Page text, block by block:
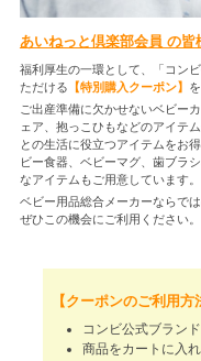
あいねっと倶楽部会員 の皆
福利厚生の一環として、「コン
ただける 【特別購入クーポン】
ご出産準備に欠かせないベビー
ェア、抱っこひもなどのアイテ
との生活に役立つアイテムをお
ビー食器、ベビーマグ、歯ブラ
なアイテムもご用意しています
ベビー用品総合メーカーならで
ぜひこの機会にご利用ください。
【クーポンのご利用方
コンビ公式ブラン
商品をカートに入